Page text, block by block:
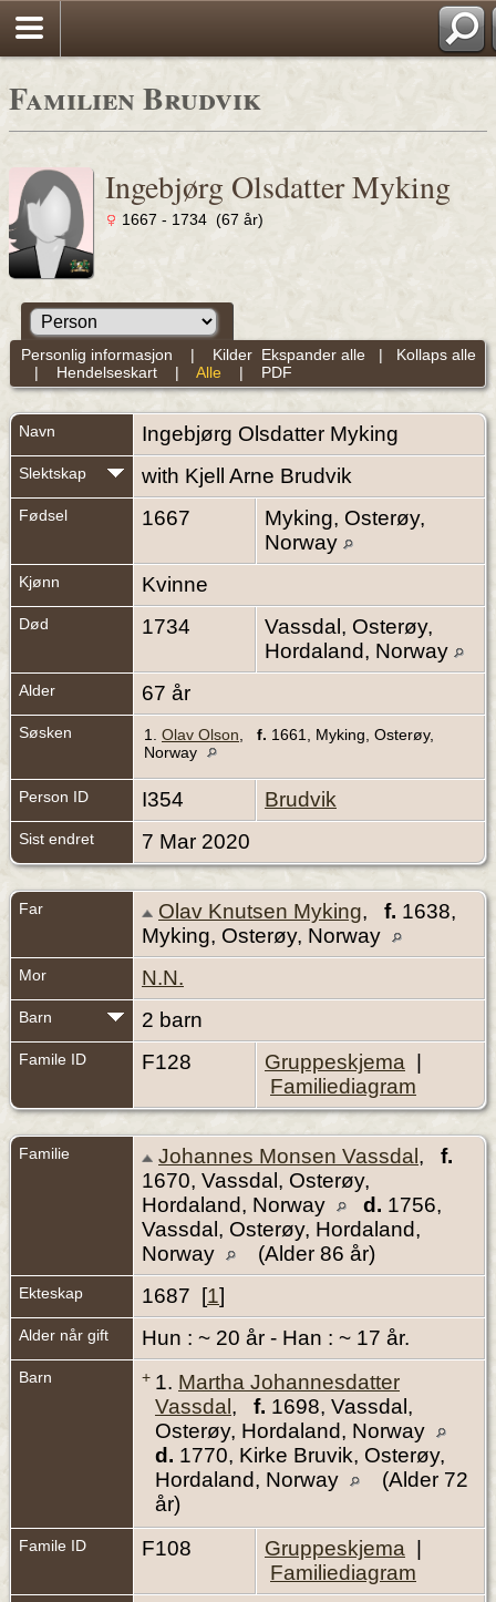
Familien Brudvik
Ingebjørg Olsdatter Myking
1667 - 1734 (67 år)
Ekspander alle | Kollaps alle
Personlig informasjon | Kilder
| Hendelseskart| Alle | PDF
Navn Ingebjørg Olsdatter Myking
Slektskap with Kjell Arne Brudvik
Fødsel 1667
Myking, Osterøy,
Norway
Kjønn Kvinne
Død 1734
Vassdal, Osterøy,
Hordaland, Norway
Alder 67 år
Søsken 1. Olav Olson, f. 1661, Myking, Osterøy,
Norway
Person ID I354 Brudvik
Sist endret 7 Mar 2020
Far Olav Knutsen Myking, f. 1638,
Myking, Osterøy, Norway
Mor N.N.
Barn 2 barn
Famile ID F128 Gruppeskjema
Familiediagram
Familie Johannes Monsen Vassdal , f.
1670, Vassdal, Osterøy,
Hordaland, Norway
d. 1756,
Vassdal, Osterøy, Hordaland,
Norway
(Alder 86 år)
Ekteskap 1687 [1]
Alder når gift Hun : ~ 20 år - Han : ~ 17 år.
Barn + 1. Martha Johannesdatter
Vassdal , f. 1698, Vassdal,
Osterøy, Hordaland, Norway
d. 1770, Kirke Bruvik, Osterøy,
Hordaland, Norway
(Alder 72
år)
Famile ID F108 Gruppeskjema
Familiediagram